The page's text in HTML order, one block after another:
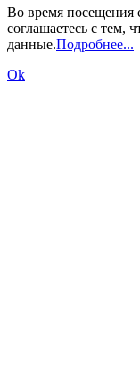
Во время
соглашаетесь с тем,
данные.Подробнее...
Ok